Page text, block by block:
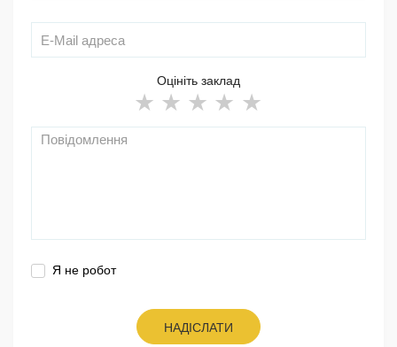
Оцініть заклад
Я не робот
НАДІСЛАТИ